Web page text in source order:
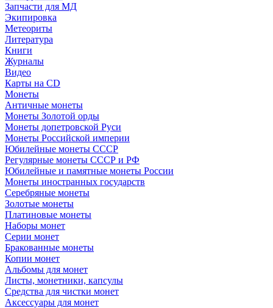
Запчасти для МД
Экипировка
Метеориты
Литература
Книги
Журналы
Видео
Карты на CD
Монеты
Античные монеты
Монеты Золотой орды
Монеты допетровской Руси
Монеты Российской империи
Юбилейные монеты СССР
Регулярные монеты СССР и РФ
Юбилейные и памятные монеты России
Монеты иностранных государств
Серебряные монеты
Золотые монеты
Платиновые монеты
Наборы монет
Серии монет
Бракованные монеты
Копии монет
Альбомы для монет
Листы, монетники, капсулы
Средства для чистки монет
Аксессуары для монет